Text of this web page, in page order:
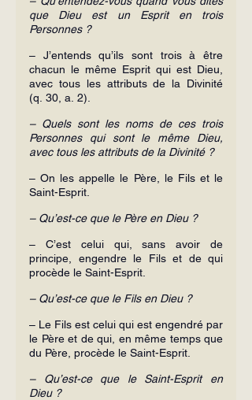
que Dieu est un Esprit en trois
Personnes ?
– J’entends qu’ils sont trois à être
chacun le même Esprit qui est Dieu,
avec tous les attributs de la Divinité
(q. 30, a. 2).
– Quels sont les noms de ces trois
Personnes qui sont le même Dieu,
avec tous les attributs de la Divinité ?
– On les appelle le Père, le Fils et le
Saint-Esprit.
– Qu’est-ce que le Père en Dieu ?
– C’est celui qui, sans avoir de
principe, engendre le Fils et de qui
procède le Saint-Esprit.
– Qu’est-ce que le Fils en Dieu ?
– Le Fils est celui qui est engendré par
le Père et de qui, en même temps que
du Père, procède le Saint-Esprit.
– Qu’est-ce que le Saint-Esprit en
Dieu ?